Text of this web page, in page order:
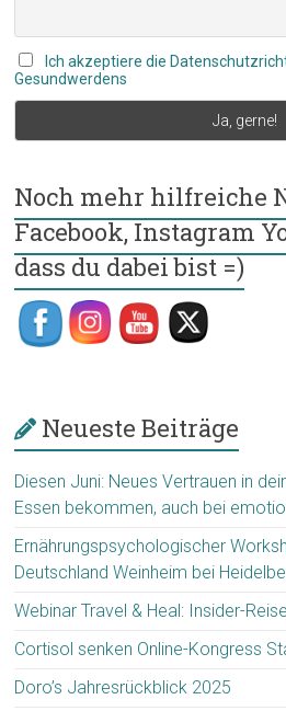
Ich akzeptiere die
Gesundwerdens
Noch mehr hilfreiche
Facebook, Instagram
dass du dabei bist =)
Neueste Beiträge
Diesen Juni: Neues Vertrauen in
Essen bekommen, auch bei
Ernährungspsychologischer
Deutschland Weinheim bei
Webinar Travel & Heal: Insider-
Cortisol senken Online-Kongress
Doro’s Jahresrückblick 2025